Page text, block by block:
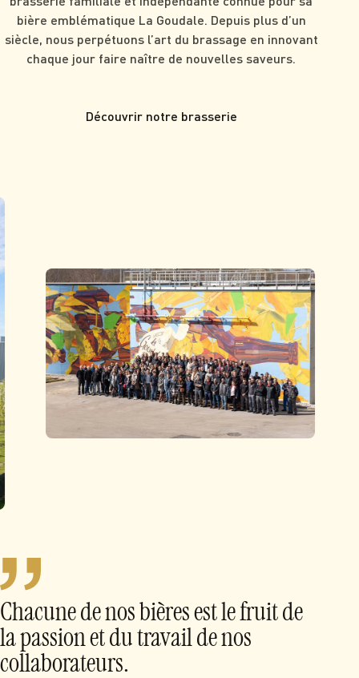
bière emblématique La Goudale. Depuis plus d’un
siècle, nous perpétuons l’art du brassage en innovant
chaque jour faire naître de nouvelles saveurs.
Découvrir notre brasserie
Chacune de nos bières est le fruit de
la passion et du travail de nos
collaborateurs.